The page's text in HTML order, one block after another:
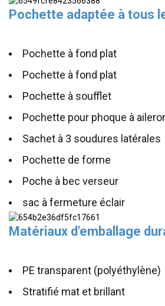
Pochette adaptée à tous
Pochette à fond plat
Pochette à fond plat
Pochette à soufflet
Pochette pour phoque à
Sachet à 3 soudures latérales
Pochette de forme
Poche à bec verseur
sac à fermeture éclair
Matériaux d'emballage
PE transparent (polyéthylène)
Stratifié mat et brillant